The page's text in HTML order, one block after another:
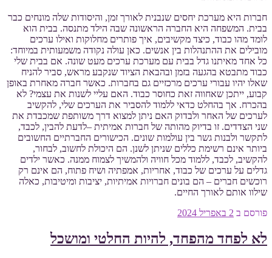
חברות היא מערכת יחסים שנבנית לאורך זמן, והיסודות שלה מונחים כבר
בבית. המשפחה היא החברה הראשונה שבה הילד מתנסה. בבית הוא
לומד מהו כבוד, כיצד מקשיבים, איך פותרים מחלוקות ואילו ערכים
מובילים את ההתנהלות בין אנשים. כאן עולה נקודה משמעותית במיוחד:
כל אחד מאיתנו גדל בבית עם מערכת ערכים מעט שונה. אם בבית שלי
כבוד מתבטא בהגעה בזמן ובהבאת הציוד שנקבע מראש, סביר להניח
שאלו יהיו עבורי ערכים מרכזיים גם בחברות. כאשר חברה מאחרת באופן
קבוע, ייתכן שאחווה זאת כחוסר כבוד. האם עליי לשנות את עצמי? לא
בהכרח. אך בהחלט כדאי ללמוד להסביר את הערכים שלי, להקשיב
לערכים של האחר ולבדוק האם ניתן למצוא דרך משותפת שמכבדת את
שני הצדדים. זו בדיוק מהותה של חברות אמיתית –לדעת להבין, לכבד,
לתקשר ולבנות גשר בין עולמות שונים. הכישורים החברתיים החשובים
ביותר אינם רשימת כללים שניתן לשנן. הם היכולת לחשוב, לבחור,
להקשיב, לכבד, ללמוד מכל חוויה ולהמשיך לצמוח ממנה. כאשר ילדים
גדלים על ערכים של כבוד, אחריות, אמפתיה ושיח פתוח, הם אינם רק
רוכשים חברים – הם בונים חברויות אמיתיות, יציבות ומיטיבות, כאלה
שילוו אותם לאורך החיים.
פורסם ב 2 באפריל 2024
לא לפחד מהפחד, להיות החלטי ומושכל